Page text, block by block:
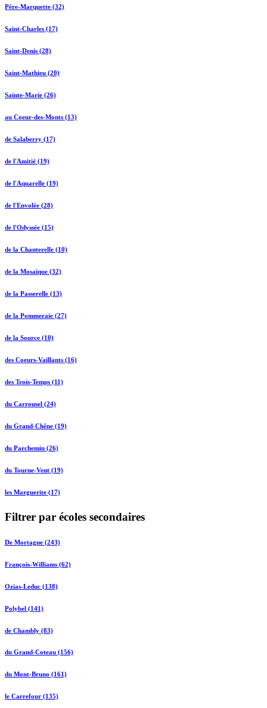
Père-Marquette (32)
Saint-Charles (17)
Saint-Denis (28)
Saint-Mathieu (20)
Sainte-Marie (26)
au Coeur-des-Monts (13)
de Salaberry (17)
de l'Amitié (19)
de l'Aquarelle (19)
de l'Envolée (28)
de l'Odyssée (15)
de la Chanterelle (10)
de la Mosaïque (32)
de la Passerelle (13)
de la Pommeraie (27)
de la Source (10)
des Coeurs-Vaillants (16)
des Trois-Temps (11)
du Carrousel (24)
du Grand-Chêne (19)
du Parchemin (26)
du Tourne-Vent (19)
les Marguerite (17)
Filtrer par écoles secondaires
De Mortagne (243)
François-Williams (62)
Ozias-Leduc (138)
Polybel (141)
de Chambly (83)
du Grand-Coteau (156)
du Mont-Bruno (161)
le Carrefour (135)